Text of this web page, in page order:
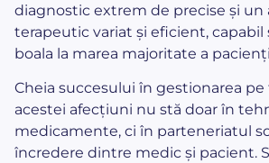
diagnostic extrem de precise și un
terapeutic variat și eficient, capabil
boala la marea majoritate a
Cheia succesului în gestionarea
acestei afecțiuni nu stă doar în
medicamente, ci în parteneriatul
încredere dintre medic și pacient.